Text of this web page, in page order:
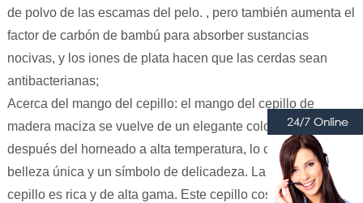
de polvo de las escamas del pelo. , pero también aumenta el
factor de carbón de bambú para absorber sustancias
nocivas, y los iones de plata hacen que las cerdas sean
antibacterianas;
Acerca del mango del cepillo: el mango del cepillo de
madera maciza se vuelve de un elegante color púrpura
después del horneado a alta temperatura, lo cual es una
belleza única y un símbolo de delicadeza. La apariencia del
cepillo es rica y de alta gama. Este cepillo cosmético es del